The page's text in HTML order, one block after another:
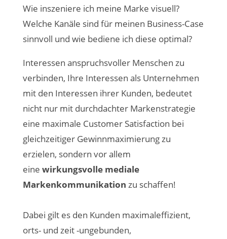
Wie inszeniere ich meine Marke visuell?
Welche Kanäle sind für meinen Business-Case
sinnvoll und wie bediene ich diese optimal?
Interessen anspruchsvoller Menschen zu
verbinden, Ihre Interessen als Unternehmen
mit den Interessen ihrer Kunden, bedeutet
nicht nur mit durchdachter Markenstrategie
eine maximale Customer Satisfaction bei
gleichzeitiger Gewinnmaximierung zu
erzielen, sondern vor allem
eine wirkungsvolle mediale
Markenkommunikation zu schaffen!
Dabei gilt es den Kunden maximaleffizient,
orts- und zeit -ungebunden,